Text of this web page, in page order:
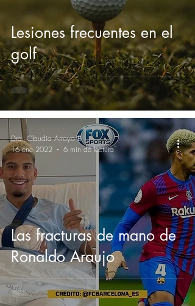
Lesiones frecuentes en el
golf
Las fracturas de mano de
Ronaldo Araujo
Dra. Claudia Arroyo B
16 ene 2022
6 min de lectura